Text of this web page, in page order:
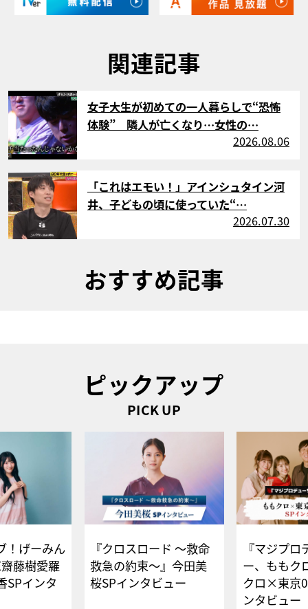
関連記事
サムネイル
女子大生が初めての一人暮らしで“恐怖
体験” 隣人が亡くなり…女性の…
2026.08.06
サムネイル
「これはエモい！」アインシュタイン河
井、子どもの頃に使っていた“…
2026.07.30
おすすめ記事
ピックアップ
PICK UP
！げーみん
藤樹愛羅
SPインタ
『クロスロード ～救命
救急の約束～』今田美
桜SPインタビュー
『マジプロ
ー、ももク
クロ×東京
ンタビュー